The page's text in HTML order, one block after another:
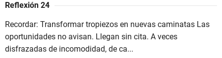
Reflexión 24
Recordar: Transformar tropiezos en nuevas caminatas Las
oportunidades no avisan. Llegan sin cita. A veces
disfrazadas de incomodidad, de ca...